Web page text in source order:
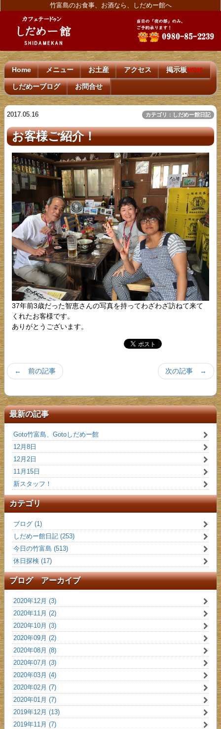
竹富島のお食事、お酒なら、しだめー館へ
Home メニュー お土産 アクセス 掲示板NEW!
しだめーブログ お問合せ
2017.05.16 カテゴリ：しだめー館日記
お客様ご紹介！
37年前3歳だった智恵さんの写真を持ってわざわざ訪ねて来て
くれたお客様です。
ありがとうございます。
次の記事 →
← 前の記事
最新の記事
Goto竹富島、Gotoしだめー館
12月8日
12月2日
11月15日
新スタッフ！
カテゴリ
ブログ (1)
しだめー館日記 (253)
今日の竹富島 (513)
休日探検 (17)
ブログ アーカイブ
2020年12月 (3)
2020年11月 (2)
2020年10月 (3)
2020年09月 (2)
2020年08月 (8)
2020年07月 (3)
2020年03月 (4)
2020年02月 (7)
2020年01月 (7)
2019年12月 (13)
2019年11月 (7)